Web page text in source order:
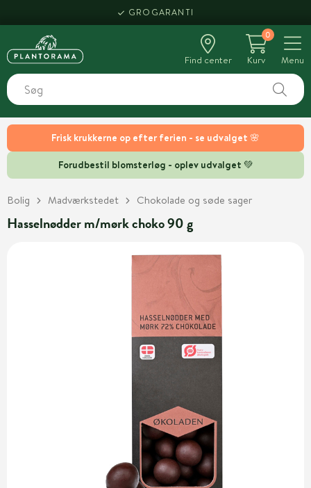
Frisk krukkerne op efter ferien - se udvalget 🌸
Forudbestil blomsterløg - oplev udvalget 💚
GROGARANTI
Find center
0
Kurv
Menu
Bolig Madværkstedet Chokolade og søde sager
Hasselnødder m/mørk choko 90 g